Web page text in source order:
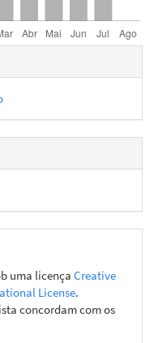
uma licença Creative
License.
concordam com os